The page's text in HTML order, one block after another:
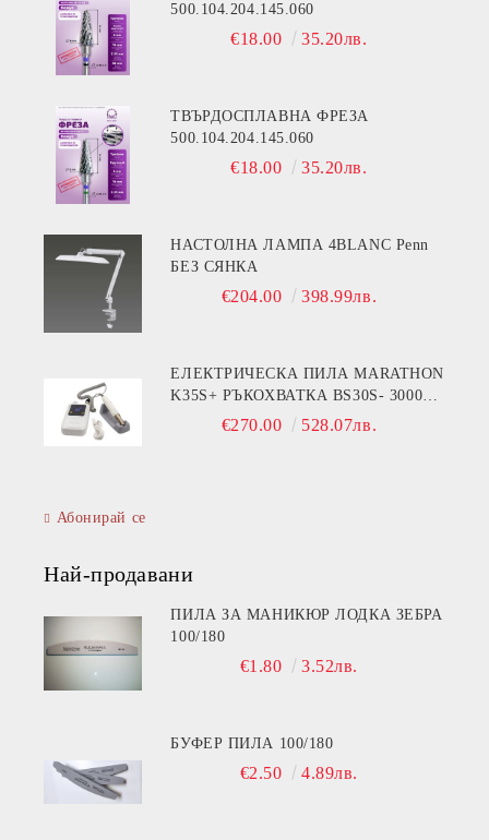
500.104.204.145.060
€18.00 35.20лв.
ТВЪРДОСПЛАВНА ФРЕЗА
500.104.204.145.060
€18.00 35.20лв.
НАСТОЛНА ЛАМПА 4BLANC Penn
БЕЗ СЯНКА
€204.00 398.99лв.
ЕЛЕКТРИЧЕСКА ПИЛА MARATHON
K35S+ РЪКОХВАТКА BS30S- 30000
ОБОРОТА€270.00 528.07лв.
Абонирай се
Най-продавани
ПИЛА ЗА МАНИКЮР ЛОДКА ЗЕБРА
100/180
€1.80 3.52лв.
БУФЕР ПИЛА 100/180
€2.50 4.89лв.